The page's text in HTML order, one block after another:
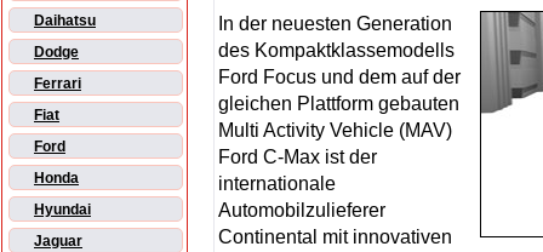
Daihatsu
Dodge
Ferrari
Fiat
Ford
Honda
Hyundai
Jaguar
In der neuesten Generation
des Kompaktklassemodells
Ford Focus und dem auf der
gleichen Plattform gebauten
Multi Activity Vehicle (MAV)
Ford C-Max ist der
internationale
Automobilzulieferer
Continental mit innovativen